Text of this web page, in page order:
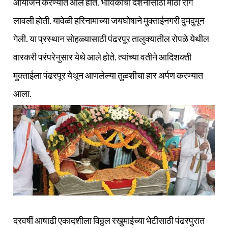
लावली होती. यावेळी हरिनामाच्या जयघोषाने मुक्ताईनगरी दुमदुमून
गेली. या प्रस्थान सोहळ्यासाठी पंढरपूर तालुक्‍यातील रोपळे येथील
वारकरी परंपरेनुसार येथे आले होते. त्यांच्या वतीने आदिशक्ती
मुक्ताईला पंढरपूर येथून आणलेल्या तुळशीचा हार अर्पण करण्यात
आला.
दरवर्षी आषाढी एकादशीला विठ्ठल रखुमाईच्या भेटीसाठी पंढरपुरात